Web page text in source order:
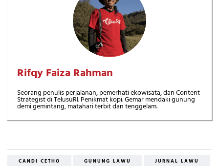
Rifqy Faiza Rahman
Seorang penulis perjalanan, pemerhati ekowisata, dan Content
Strategist di TelusuRI. Penikmat kopi. Gemar mendaki gunung
demi gemintang, matahari terbit dan tenggelam.
CANDI CETHO GUNUNG LAWU
JURNAL LAWU